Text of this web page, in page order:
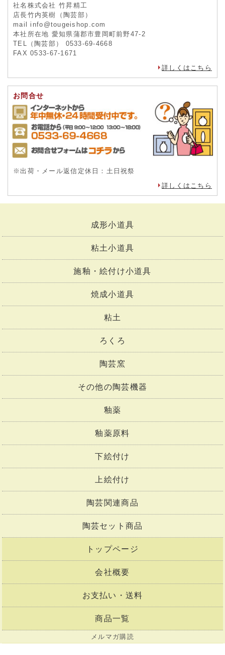
社名株式会社 竹昇精工
店長竹内英樹（陶芸部）
mail info@tougeishop.com
本社所在地 愛知県蒲郡市豊岡町前野47-2
TEL（陶芸部） 0533-69-4668
FAX 0533-67-1671
詳しくはこちら
お問合せ
※出荷・メール返信定休日：土日祝祭
詳しくはこちら
成形小道具
粘土小道具
施釉・絵付け小道具
焼成小道具
粘土
ろくろ
陶芸窯
その他の陶芸機器
釉薬
釉薬原料
下絵付け
上絵付け
陶芸関連商品
陶芸セット商品
トップページ
会社概要
お支払い・送料
商品一覧
メルマガ購読